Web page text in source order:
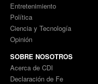
Entretenimiento
Política
Ciencia y Tecnología
Opinión
SOBRE NOSOTROS
Acerca de CDI
Declaración de Fe